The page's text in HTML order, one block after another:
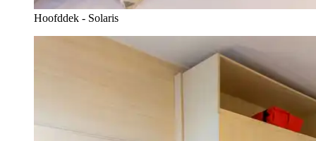
Hoofddek - Solaris